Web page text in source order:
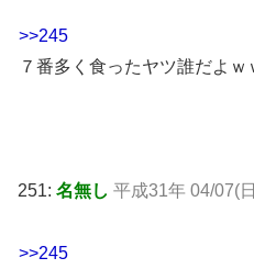
>>245
７番多く食ったヤツ誰だよｗ
251: 名無し 平成31年 04/07(
>>245